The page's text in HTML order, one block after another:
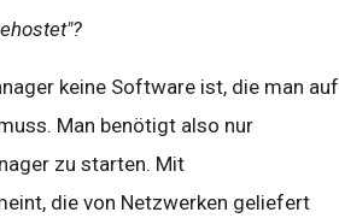
keine Software ist, die man auf
Man benötigt also nur
zu starten. Mit
die von Netzwerken geliefert